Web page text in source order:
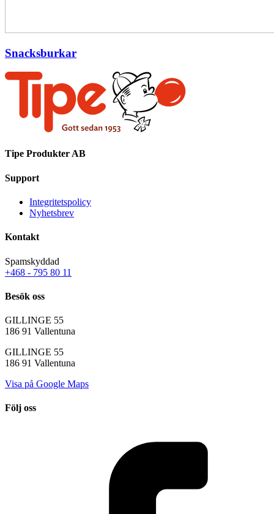
Snacksburkar
Tipe Produkter AB
Support
Integritetspolicy
Nyhetsbrev
Kontakt
Spamskyddad
+468 - 795 80 11
Besök oss
GILLINGE 55
186 91 Vallentuna
GILLINGE 55
186 91 Vallentuna
Visa på Google Maps
Följ oss